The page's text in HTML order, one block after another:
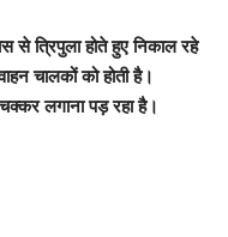
से त्रिपुला होते हुए निकाल रहे
चालकों को होती है।
चक्कर लगाना पड़ रहा है।